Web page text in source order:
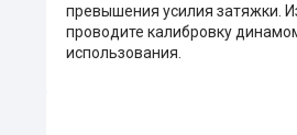
превышения усилия затяжки.
проводите калибровку
использования.